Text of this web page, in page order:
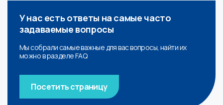
У нас есть ответы на самые часто
задаваемые вопросы
Мы собрали самые важные для вас вопросы, найти их
можно в разделе FAQ
Посетить страницу